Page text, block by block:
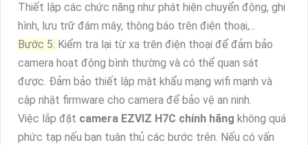
Thiết lập các chức năng như phát hiện chuyển động, ghi
hình, lưu trữ đám mây, thông báo trên điện thoại,...
Bước 5: Kiểm tra lại từ xa trên điện thoại để đảm bảo
camera hoạt động bình thường và có thể quan sát
được. Đảm bảo thiết lập mật khẩu mạng wifi mạnh và
cập nhật firmware cho camera để bảo vệ an ninh.
Việc lắp đặt camera EZVIZ H7C chính hãng không quá
phức tạp nếu bạn tuân thủ các bước trên. Nếu có vấn